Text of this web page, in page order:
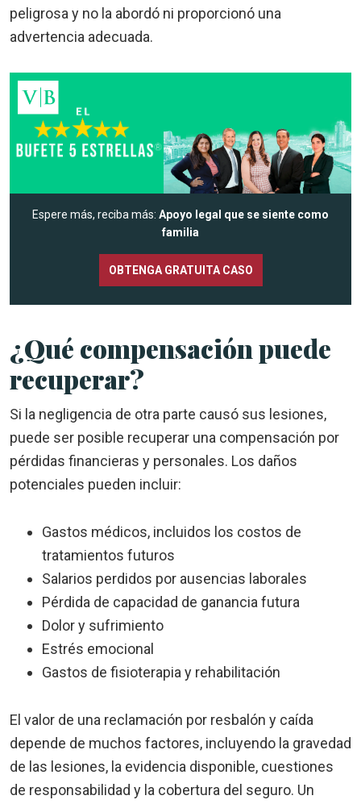
peligrosa y no la abordó ni proporcionó una
advertencia adecuada.
Espere más, reciba más: Apoyo legal que se siente como
familia
OBTENGA GRATUITA CASO
¿Qué compensación puede
recuperar?
Si la negligencia de otra parte causó sus lesiones,
puede ser posible recuperar una compensación por
pérdidas financieras y personales. Los daños
potenciales pueden incluir:
Gastos médicos, incluidos los costos de
tratamientos futuros
Salarios perdidos por ausencias laborales
Pérdida de capacidad de ganancia futura
Dolor y sufrimiento
Estrés emocional
Gastos de fisioterapia y rehabilitación
El valor de una reclamación por resbalón y caída
depende de muchos factores, incluyendo la gravedad
de las lesiones, la evidencia disponible, cuestiones
de responsabilidad y la cobertura del seguro. Un